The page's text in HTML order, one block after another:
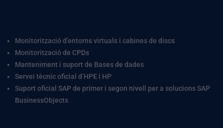
Monitorització d’entorns virtuals i cabines de discs
Monitorització de CPDs
Manteniment i suport de Bases de dades
Servei tècnic oficial d’HPE i HP
Suport oficial SAP de primer i segon nivell per a solucions SAP
BusinessObjects